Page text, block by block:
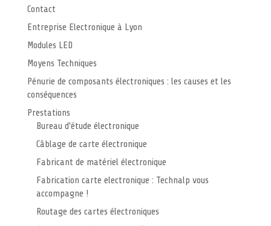
Contact
Entreprise Electronique à Lyon
Modules LED
Moyens Techniques
Pénurie de composants électroniques : les causes et les
conséquences
Prestations
Bureau d'étude électronique
Câblage de carte électronique
Fabricant de matériel électronique
Fabrication carte electronique : Technalp vous
accompagne !
Routage des cartes électroniques